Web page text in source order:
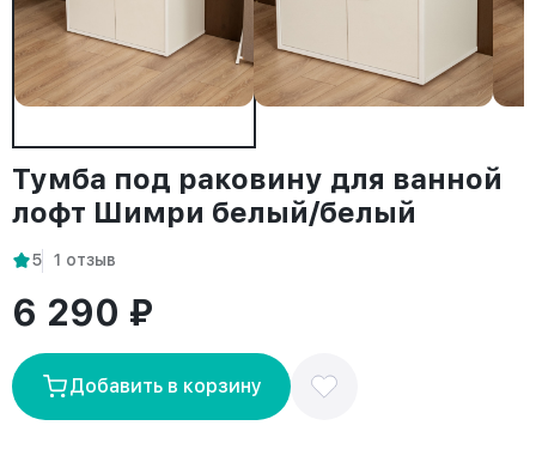
Тумба под раковину для ванной
лофт Шимри белый/белый
5 1 отзыв
6 290 ₽
Добавить в корзину